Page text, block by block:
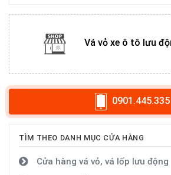
Vá vỏ xe ô tô lưu
0901.445.335
TÌM THEO DANH MỤC CỬA HÀNG
Cửa hàng vá vỏ, vá lốp lưu động